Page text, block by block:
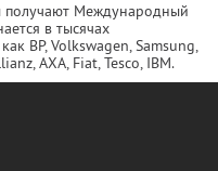
получают Международный
в тысячах
BP, Volkswagen, Samsung,
AXA, Fiat, Tesco, IBM.